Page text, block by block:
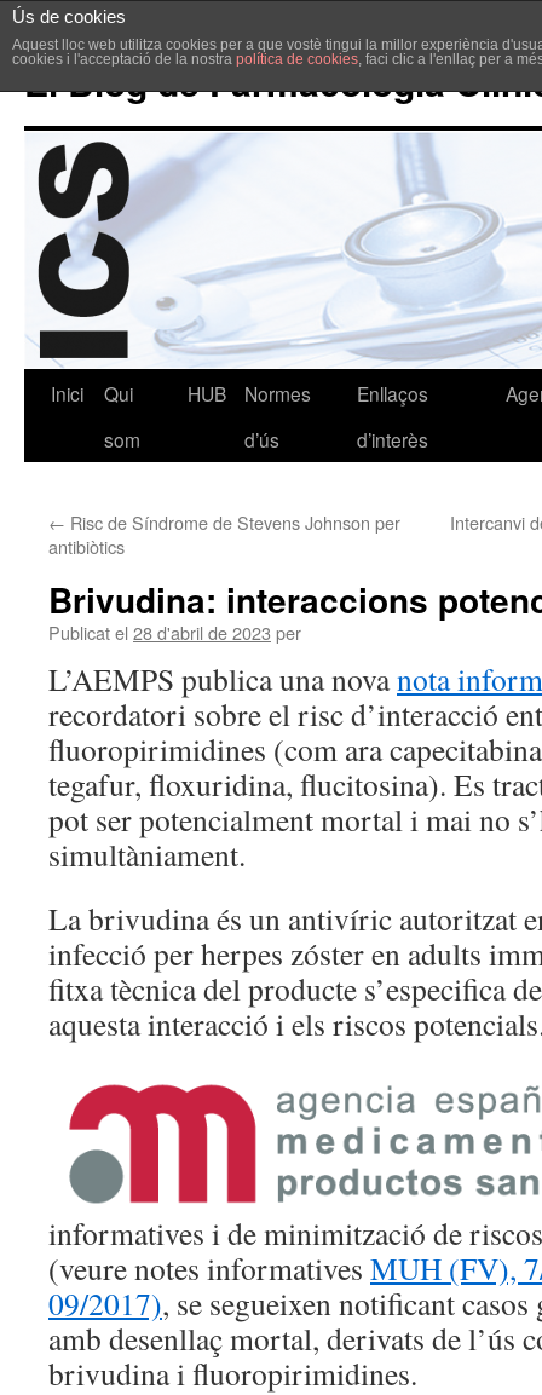
Ús de cookies
Aquest lloc web utilitza cookies per a que vostè tingui la millor experiència
cookies i l'acceptació de la nostra política de cookies, faci clic a l'enllaç per a
El Blog de Farmacologia
Inici
Qui
som
HUB
Normes
d’ús
Enllaços
d’interès
← Risc de Síndrome de Stevens Johnson per
antibiòtics
Intercanvi
Brivudina: interaccions
Publicat el 28 d'abril de 2023 per
L’AEMPS publica una novanota
recordatori sobre el risc d’interacció
fluoropirimidines (com ara
tegafur, floxuridina, flucitosina). Es
pot ser potencialment mortal i mai no
simultàniament.
La brivudina és un antivíric autoritzat
infecció per herpes zóster en adults
fitxa tècnica del producte s’especifica
aquesta interacció i els riscos
informatives i de minimització de
(veure notes informatives MUH (FV),
09/2017), se segueixen notificant
amb desenllaç mortal, derivats de l’ús
brivudina i fluoropirimidines.